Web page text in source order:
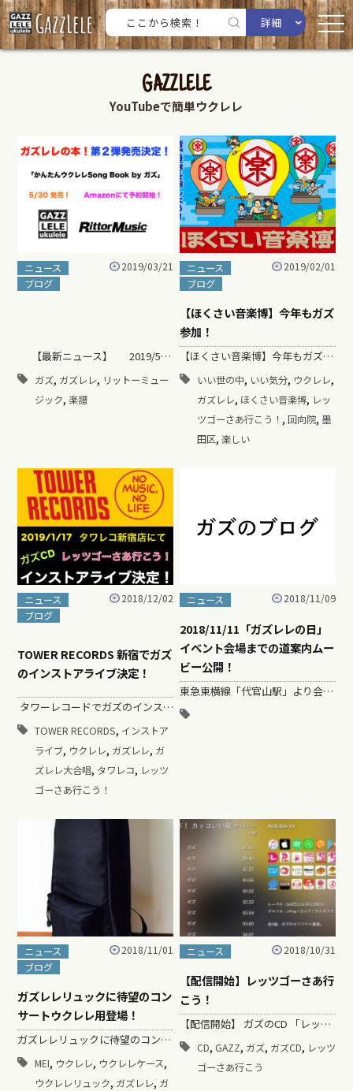
詳細
GAZZLELE
YouTubeで簡単ウクレレ
ニュース
ブログ
2019/03/21
【最新ニュース】 2019/5/30にガズの本第２弾！ &nb…
ガズ, ガズレレ, リットーミュー
ジック, 楽譜
ニュース
ブログ
2019/02/01
【ほくさい音楽博】今年もガズ
参加！
【ほくさい音楽博】今年もガズ参加！ 2018年度「ほくさい音楽博」 ■日時 2019(平成31)年2月10日（日）12:30 開場 / 13:00…
いい世の中, いい気分, ウクレレ,
ガズレレ, ほくさい音楽博, レッ
ツゴーさあ行こう！ , 回向院, 墨
田区, 楽しい
ニュース
ブログ
2018/12/02
TOWER RECORDS 新宿でガズ
のインストアライブ決定！
タワーレコードでガズのインストアライブ決定！ ２０１９年１月１７日にタワーレコード新宿店にて！ …
TOWER RECORDS, インストア
ライブ, ウクレレ, ガズレレ, ガ
ズレレ大合唱, タワレコ, レッツ
ゴーさあ行こう！
ニュース 2018/11/09
2018/11/11「ガズレレの日」
イベント会場までの道案内ムー
ビー公開！
東急東横線「代官山駅」より会場までへの道案内ムービーをアップしました！！ 2018/11/11「ガズレレの日」イベント会場までの道案内！ &n…
ニュース
ブログ
2018/11/01
ガズレレリュックに待望のコン
サートウクレレ用登場！
ガズレレリュックに待望のコンサートウクレレ用登場！ 久々新グッズのお知らせです。 一見ウクレレケースには全く見えない大…
MEI, ウクレレ, ウクレレケース,
ウクレレリュック, ガズレレ, ガ
ニュース 2018/10/31
【配信開始】レッツゴーさあ行
こう！
【配信開始】 ガズのCD 「レッツゴーさあ行こう！」 CD発売前に各主要ダウンロードサイトにて配信開始しました！！ゲット！ https://www.tuneco…
CD, GAZZ, ガズ, ガズCD, レッツ
ゴーさあ行こう